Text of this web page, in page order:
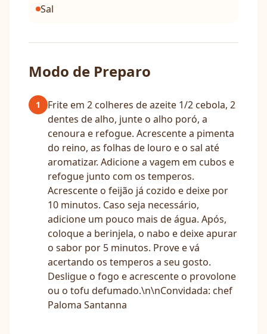
Sal
Modo de Preparo
1
Frite em 2 colheres de azeite 1/2 cebola, 2
dentes de alho, junte o alho poró, a
cenoura e refogue. Acrescente a pimenta
do reino, as folhas de louro e o sal até
aromatizar. Adicione a vagem em cubos e
refogue junto com os temperos.
Acrescente o feijão já cozido e deixe por
10 minutos. Caso seja necessário,
adicione um pouco mais de água. Após,
coloque a berinjela, o nabo e deixe apurar
o sabor por 5 minutos. Prove e vá
acertando os temperos a seu gosto.
Desligue o fogo e acrescente o provolone
ou o tofu defumado.\n\nConvidada: chef
Paloma Santanna